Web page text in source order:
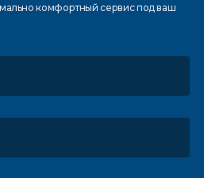
комфортныйсервис под ваш